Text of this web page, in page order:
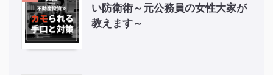
い防衛術～元公務員の女性大家が
教えます～